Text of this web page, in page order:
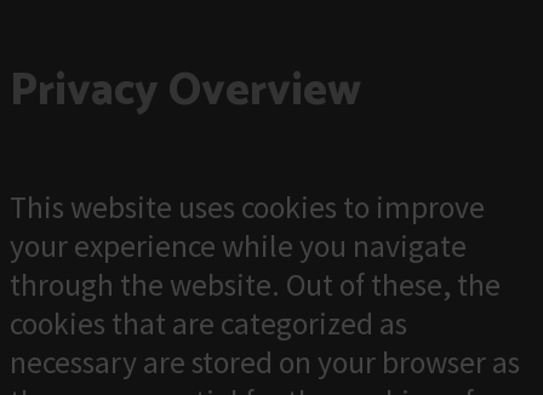
Privacy Overview
This website uses cookies to improve
your experience while you navigate
through the website. Out of these, the
cookies that are categorized as
necessary are stored on your browser as